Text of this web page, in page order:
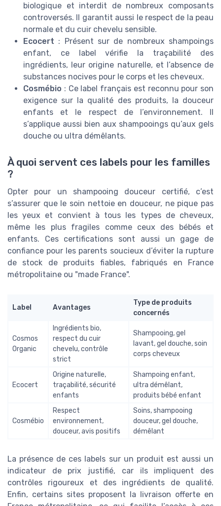
biologique et interdit de nombreux composants
controversés. Il garantit aussi le respect de la peau
normale et du cuir chevelu sensible.
Ecocert : Présent sur de nombreux shampoings
enfant, ce label vérifie la traçabilité des
ingrédients, leur origine naturelle, et l’absence de
substances nocives pour le corps et les cheveux.
Cosmébio : Ce label français est reconnu pour son
exigence sur la qualité des produits, la douceur
enfants et le respect de l’environnement. Il
s’applique aussi bien aux shampooings qu’aux gels
douche ou ultra démêlants.
À quoi servent ces labels pour les familles
?
Opter pour un shampooing douceur certifié, c’est
s’assurer que le soin nettoie en douceur, ne pique pas
les yeux et convient à tous les types de cheveux,
même les plus fragiles comme ceux des bébés et
enfants. Ces certifications sont aussi un gage de
confiance pour les parents soucieux d’éviter la rupture
de stock de produits fiables, fabriqués en France
métropolitaine ou "made France".
Label Avantages
Type de produits
concernés
Cosmos
Organic
Ingrédients bio,
respect du cuir
chevelu, contrôle
strict
Shampooing, gel
lavant, gel douche, soin
corps cheveux
Ecocert
Origine naturelle,
traçabilité, sécurité
enfants
Shampoing enfant,
ultra démêlant,
produits bébé enfant
Cosmébio
Respect
environnement,
douceur, avis positifs
Soins, shampooing
douceur, gel douche,
démêlant
La présence de ces labels sur un produit est aussi un
indicateur de prix justifié, car ils impliquent des
contrôles rigoureux et des ingrédients de qualité.
Enfin, certains sites proposent la livraison offerte en